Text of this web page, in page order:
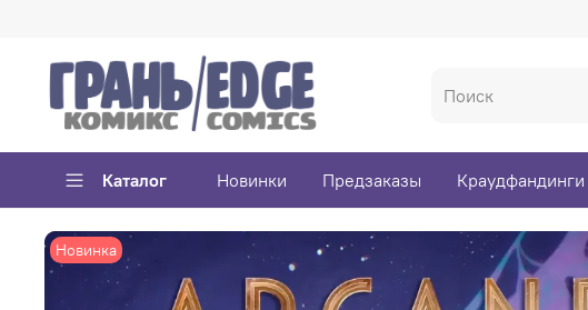
Каталог Новинки Предзаказы Краудфандинги
Новинка